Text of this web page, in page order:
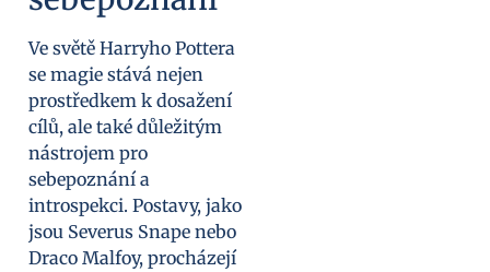
Ve světě Harryho Pottera
se magie stává nejen
prostředkem k dosažení
cílů, ale také důležitým
nástrojem pro
sebepoznání a
introspekci. Postavy, jako
jsou Severus Snape nebo
Draco Malfoy, procházejí